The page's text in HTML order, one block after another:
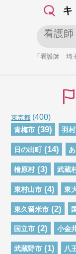
「看護師 埼
東京都 (400)
青梅市 (39) 羽
日の出町 (14)
檜原村 (3) 武蔵
東村山市 (4) 東
東久留米市 (2)
国立市 (2) 小金
武蔵野市 (1) 八